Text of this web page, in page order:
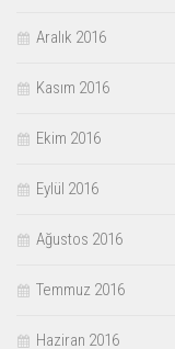
Aralık 2016
Kasım 2016
Ekim 2016
Eylül 2016
Ağustos 2016
Temmuz 2016
Haziran 2016